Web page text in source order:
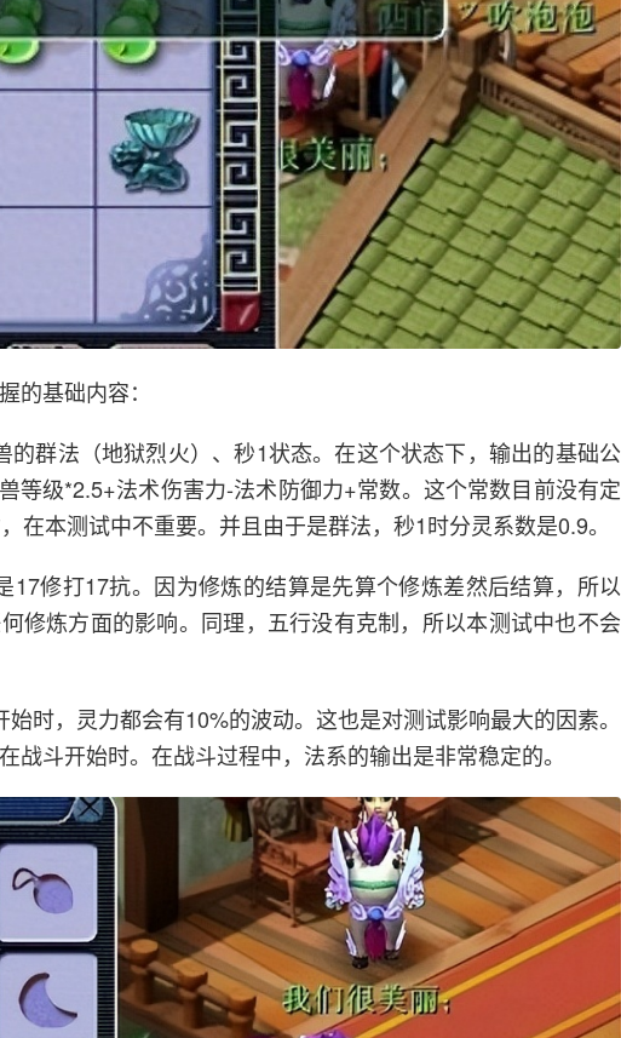
的基础内容：
的群法（地狱烈火）、秒1状态。在这个状态下，输出的基础公
等级*2.5+法术伤害力-法术防御力+常数。这个常数目前没有定
在本测试中不重要。并且由于是群法，秒1时分灵系数是0.9。
17修打17抗。因为修炼的结算是先算个修炼差然后结算，所以
修炼方面的影响。同理，五行没有克制，所以本测试中也不会
时，灵力都会有10%的波动。这也是对测试影响最大的因素。
战斗开始时。在战斗过程中，法系的输出是非常稳定的。